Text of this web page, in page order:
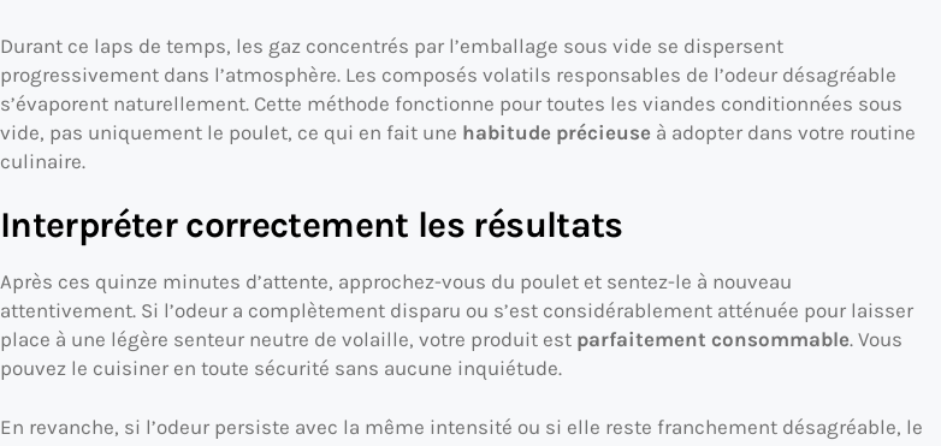
Durant ce laps de temps, les gaz concentrés par l’emballage sous vide se dispersent
progressivement dans l’atmosphère. Les composés volatils responsables de l’odeur désagréable
s’évaporent naturellement. Cette méthode fonctionne pour toutes les viandes conditionnées sous
vide, pas uniquement le poulet, ce qui en fait une habitude précieuse à adopter dans votre routine
culinaire.
Interpréter correctement les résultats
Après ces quinze minutes d’attente, approchez-vous du poulet et sentez-le à nouveau
attentivement. Si l’odeur a complètement disparu ou s’est considérablement atténuée pour laisser
place à une légère senteur neutre de volaille, votre produit est parfaitement consommable. Vous
pouvez le cuisiner en toute sécurité sans aucune inquiétude.
En revanche, si l’odeur persiste avec la même intensité ou si elle reste franchement désagréable, le